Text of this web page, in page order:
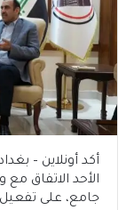
أكد أونلاين –
الأحد الاتفاق مع
جامع، على